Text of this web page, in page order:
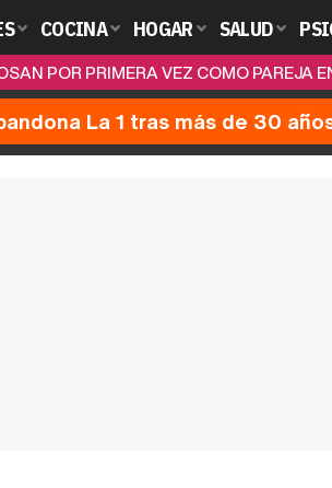
COCINA HOGAR SALUD
POR PRIMERA VEZ COMO PAREJA
La 1 tras más de 30